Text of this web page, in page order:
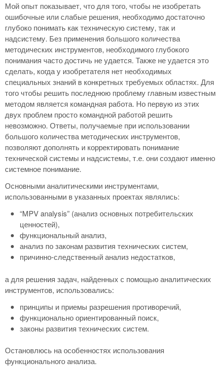
Мой опыт показывает, что для того, чтобы не изобретать
ошибочные или слабые решения, необходимо достаточно
глубоко понимать как техническую систему, так и
надсистему. Без применения большого количества
методических инструментов, необходимого глубокого
понимания часто достичь не удается. Также не удается это
сделать, когда у изобретателя нет необходимых
специальных знаний в конкретных требуемых областях. Для
того чтобы решить последнюю проблему главным известным
методом является командная работа. Но первую из этих
двух проблем просто командной работой решить
невозможно. Ответы, получаемые при использовании
большого количества методических инструментов,
позволяют дополнять и корректировать понимание
технической системы и надсистемы, т.е. они создают именно
системное понимание.
Основными аналитическими инструментами,
использованными в указанных проектах являлись:
“MPV analysis” (анализ основных потребительских
ценностей),
функциональный анализ,
анализ по законам развития технических систем,
причинно-следственный анализ недостатков,
а для решения задач, найденных с помощью аналитических
инструментов, использовались:
принципы и приемы разрешения противоречий,
функционально ориентированный поиск,
законы развития технических систем.
Остановлюсь на особенностях использования
функционального анализа.